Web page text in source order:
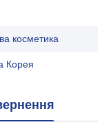
косметика
Корея